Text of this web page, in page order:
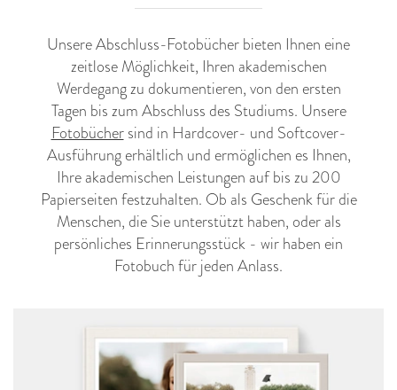
Unsere Abschluss-Fotobücher bieten Ihnen eine
zeitlose Möglichkeit, Ihren akademischen
Werdegang zu dokumentieren, von den ersten
Tagen bis zum Abschluss des Studiums. Unsere
Fotobüchersind in Hardcover- und Softcover-
Ausführung erhältlich und ermöglichen es Ihnen,
Ihre akademischen Leistungen auf bis zu 200
Papierseiten festzuhalten. Ob als Geschenk für die
Menschen, die Sie unterstützt haben, oder als
persönliches Erinnerungsstück - wir haben ein
Fotobuch für jeden Anlass.